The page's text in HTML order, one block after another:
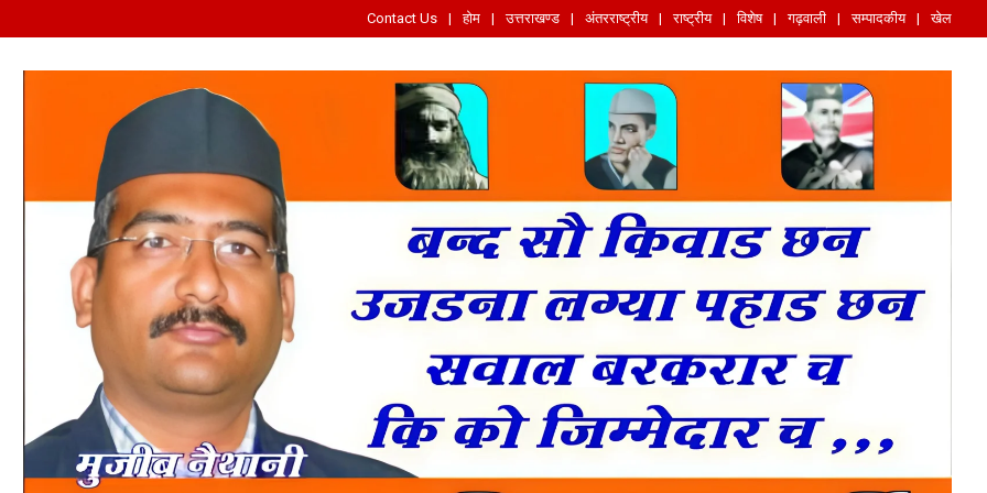
Contact Us होम उत्तराखण्ड अंतरराष्ट्रीय राष्ट्रीय विशेष गढ़वाली सम्पादकीय खेल